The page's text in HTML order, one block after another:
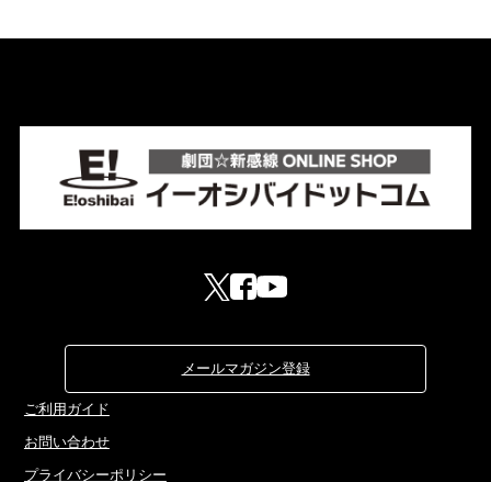
メールマガジン登録
ご利用ガイド
お問い合わせ
プライバシーポリシー